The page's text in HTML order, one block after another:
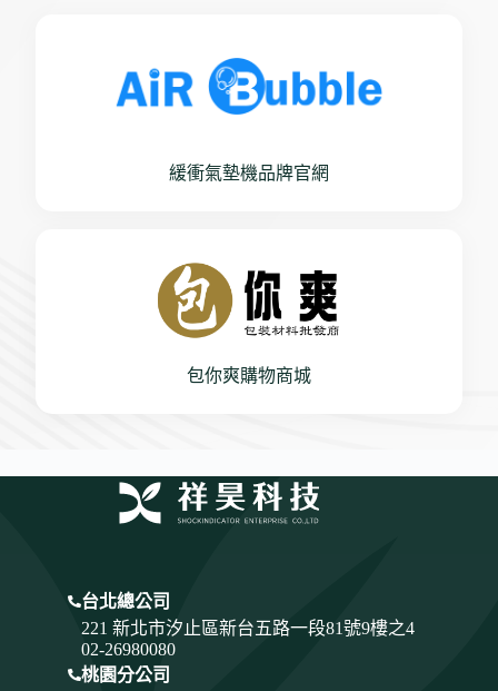
緩衝氣墊機品牌官網
包你爽購物商城
台北總公司
221 新北市汐止區新台五路一段81號9樓之4
02-26980080
桃園分公司